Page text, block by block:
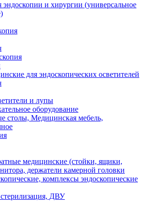
и хирургии (универсальное
для эндоскопических осветителей
и лупы
оборудование
столы, Медицинская мебель,
медицинские (стойки, ящики,
держатели камерной головки
комплексы эндоскопические
ДВУ